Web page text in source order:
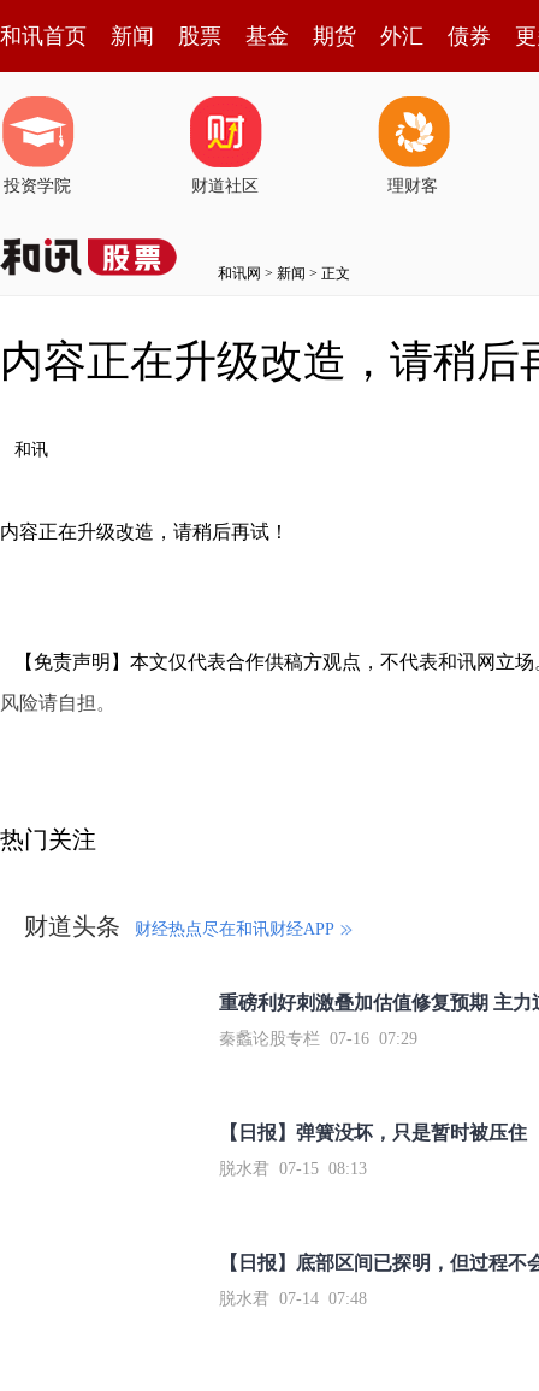
和讯首页 新闻 股票 基金 期货 外汇 债券
投资学院 财道社区 理财客
和讯网 > 新闻 > 正文
内容正在升级改造，请稍后
和讯
内容正在升级改造，请稍后再试！
【免责声明】本文仅代表合作供稿方观点，不代表和讯网立
风险请自担。
热门关注
财道头条 财经热点尽在和讯财经APP
秦蠡论股专栏 07-16 07:29
【日报】弹簧没坏，只是暂时被压住
脱水君 07-15 08:13
【日报】底部区间已探明，但过程不
脱水君 07-14 07:48